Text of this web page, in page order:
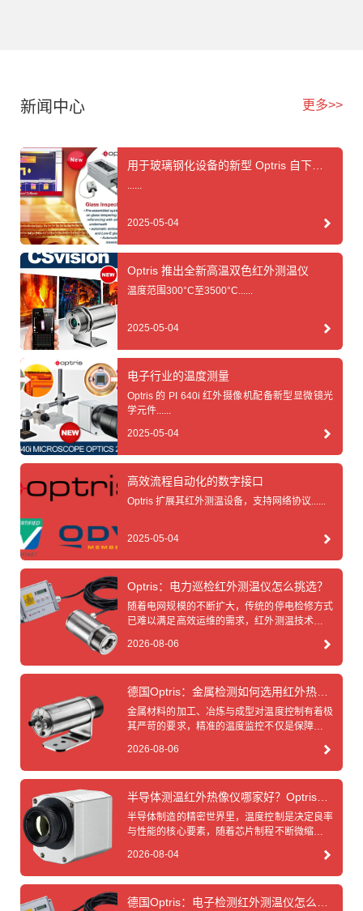
新闻中心 更多>>
用于玻璃钢化设备的新型 Optris 自下而
2025-05-04
Optris 推出全新高温双色红外测温仪
温度范围300°C至3500°C......
2025-05-04
电子行业的温度测量
Optris 的 PI 640i 红外摄像机配备新型显微镜光
学元件......
2025-05-04
高效流程自动化的数字接口
Optris 扩展其红外测温设备，支持网络协议......
2025-05-04
Optris：电力巡检红外测温仪怎么挑选？
随着电网规模的不断扩大，传统的停电检修方式
已难以满足高效运维的需求，红外测温技术作为
力巡检中不可或缺的工具，然而面对市场上琳琅
满目的红外测温仪，如何挑选一台真正适合电力
家为您梳理出科学选型的核心要点。......
2026-08-06
德国Optris：金属检测如何选用红外热像
仪？
金属材料的加工、冶炼与成型对温度控制有着极
其严苛的要求，精准的温度监控不仅是保障产品
键，然而金属材料（如钢、铁、铜、铝等）在高
温下往往表面光亮，发射率极低且动态变化，这
斯之踵”，面对这一行业痛点，德国Optris红外热
像仪生产厂家凭借深厚的技术积淀，为金属检测
提供了破局之道，那么金属检测究竟该如何选用
2026-08-06
半导体测温红外热像仪哪家好？Optris怎
么样？
半导体制造的精密世界里，温度控制是决定良率
与性能的核心要素，随着芯片制程不断微缩、功
产线对非接触、高精度、实时反馈的严苛要求，
面对市场上琳琅满目的红外热像仪品牌，究竟
测温领域二十余年的德国Optris（奥普瑞斯），
2026-08-04
德国Optris：电子检测红外测温仪怎么